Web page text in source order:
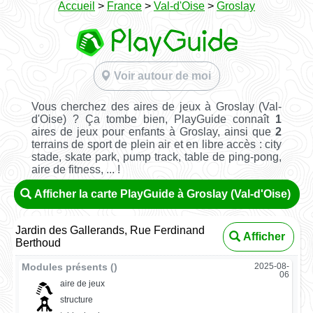
Accueil > France > Val-d'Oise > Groslay
Voir autour de moi
Vous cherchez des aires de jeux à Groslay (Val-
d'Oise) ? Ça tombe bien, PlayGuide connaît 1
aires de jeux pour enfants à Groslay, ainsi que2
terrains de sport de plein air et en libre accès : city
stade, skate park, pump track, table de ping-pong,
aire de fitness, ... !
Afficher la carte PlayGuide à Groslay (Val-d'Oise)
Jardin des Gallerands, Rue Ferdinand
Berthoud
Afficher
Modules présents ()
2025-08-
06
aire de jeux
structure